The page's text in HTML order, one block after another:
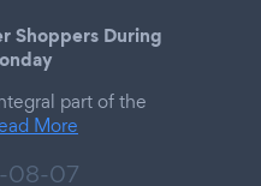
Shoppers During
part of the
More
08-07